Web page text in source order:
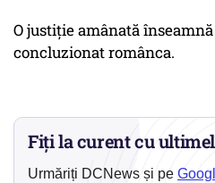
O justiţie amânată
concluzionat românca.
Fiți la curent cu
Urmăriți DCNews și pe